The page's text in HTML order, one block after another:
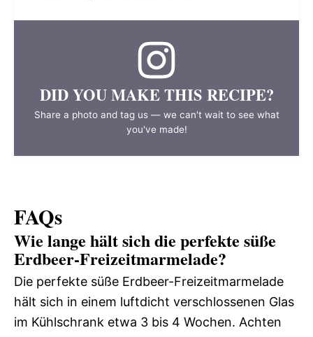
DID YOU MAKE THIS RECIPE?
Share a photo and tag us — we can't wait to see what
you've made!
FAQs
Wie lange hält sich die perfekte süße
Erdbeer-Freizeitmarmelade?
Die perfekte süße Erdbeer-Freizeitmarmelade
hält sich in einem luftdicht verschlossenen Glas
im Kühlschrank etwa 3 bis 4 Wochen. Achten